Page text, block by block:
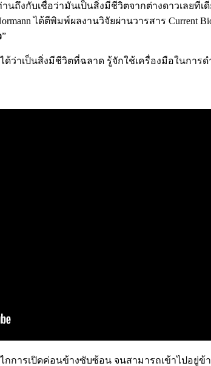
งกับเชื่อว่ามันเป็นสิ่งมีชีวิตจากต่างดาวเลยที
ได้ตีพิมพ์ผลงานวิจัยผ่านวารสาร Current
”
ว่าเป็นสิ่งมีชีวิตที่ฉลาด รู้จักใช้เครื่องมือในการด
การเปิดค่อนข้างซับซ้อน จนสามารถเข้าไปอยู่ข้